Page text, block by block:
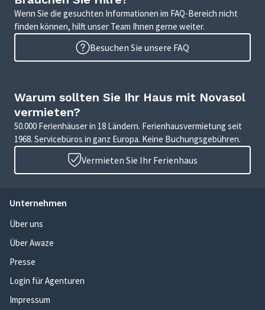
Wenn Sie die gesuchten Informationen im FAQ-Bereich nicht
finden können, hilft unser Team Ihnen gerne weiter.
Besuchen Sie unsere FAQ
Warum sollten Sie Ihr Haus mit Novasol
vermieten?
50.000 Ferienhäuser in 18 Ländern. Ferienhausvermietung seit
1968. Servicebüros in ganz Europa. Keine Buchungsgebühren.
Vermieten Sie Ihr Ferienhaus
Unternehmen
Über uns
Über Awaze
Presse
Login für Agenturen
Impressum